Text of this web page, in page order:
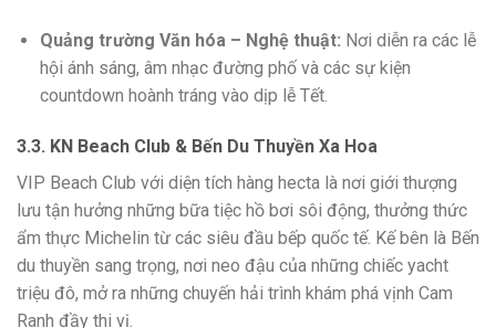
Quảng trường Văn hóa – Nghệ thuật: Nơi diễn ra các lễ
hội ánh sáng, âm nhạc đường phố và các sự kiện
countdown hoành tráng vào dịp lễ Tết.
3.3. KN Beach Club & Bến Du Thuyền Xa Hoa
VIP Beach Club với diện tích hàng hecta là nơi giới thượng
lưu tận hưởng những bữa tiệc hồ bơi sôi động, thưởng thức
ẩm thực Michelin từ các siêu đầu bếp quốc tế. Kế bên là Bến
du thuyền sang trọng, nơi neo đậu của những chiếc yacht
triệu đô, mở ra những chuyến hải trình khám phá vịnh Cam
Ranh đầy thi vị.